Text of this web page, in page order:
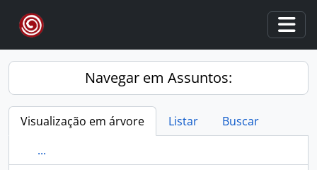
Skip to main content
Navegar em Assuntos:
Visualização em árvore Listar
Buscar
...